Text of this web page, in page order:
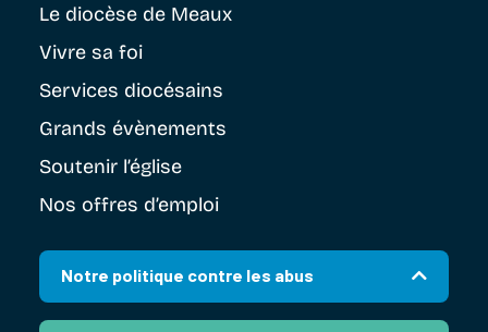
Le diocèse de Meaux
Vivre sa foi
Services diocésains
Grands évènements
Soutenir l’église
Nos offres d’emploi
Notre politique contre les abus